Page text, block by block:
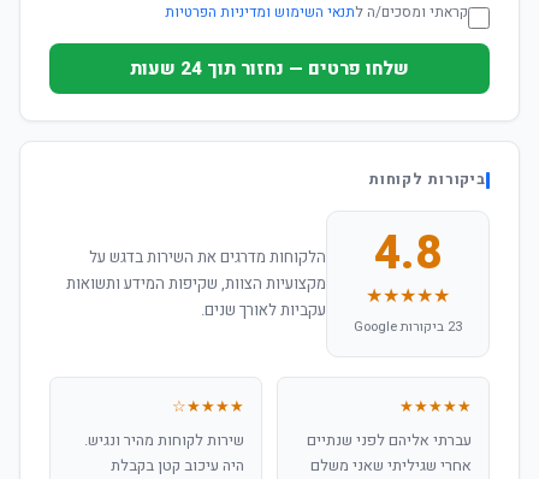
קראתי ומסכים/ה לתנאי השימוש ומדיניות הפרטיות
שלחו פרטים — נחזור תוך 24 שעות
ביקורות לקוחות
4.8
★★★★★
23 ביקורות Google
הלקוחות מדרגים את השירות בדגש על
מקצועיות הצוות, שקיפות המידע ותשואות
עקביות לאורך שנים.
★★★★★
עברתי אליהם לפני שנתיים
אחרי שגיליתי שאני משלם
★★★★☆
שירות לקוחות מהיר ונגיש.
היה עיכוב קטן בקבלת